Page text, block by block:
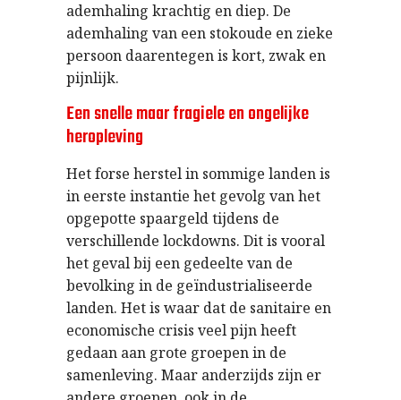
ademhaling krachtig en diep. De
ademhaling van een stokoude en zieke
persoon daarentegen is kort, zwak en
pijnlijk.
Een snelle maar fragiele en ongelijke
heropleving
Het forse herstel in sommige landen is
in eerste instantie het gevolg van het
opgepotte spaargeld tijdens de
verschillende lockdowns. Dit is vooral
het geval bij een gedeelte van de
bevolking in de geïndustrialiseerde
landen. Het is waar dat de sanitaire en
economische crisis veel pijn heeft
gedaan aan grote groepen in de
samenleving. Maar anderzijds zijn er